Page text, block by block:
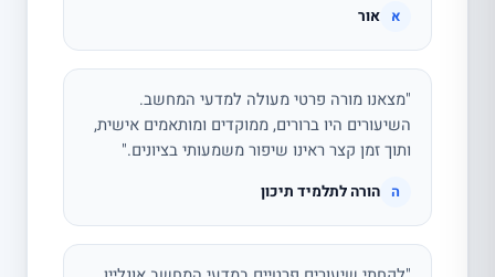
א אור
"מצאנו מורה פרטי מעולה למדעי המחשב.
השיעורים היו ברורים, ממוקדים ומותאמים אישית,
ותוך זמן קצר ראינו שיפור משמעותי בציונים."
ה הורה לתלמיד תיכון